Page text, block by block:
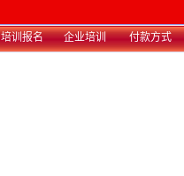
培训报名 企业培训 付款方式